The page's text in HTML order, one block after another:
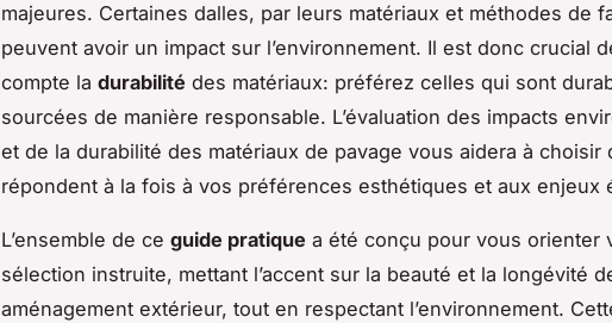
majeures. Certaines dalles, par leurs matériaux et méthodes de
peuvent avoir un impact sur l’environnement. Il est donc crucial
compte la durabilité des matériaux: préférez celles qui sont
sourcées de manière responsable. L’évaluation des impacts
et de la durabilité des matériaux de pavage vous aidera à choisir
répondent à la fois à vos préférences esthétiques et aux enjeux
L’ensemble de ce guide pratique a été conçu pour vous orienter
sélection instruite, mettant l’accent sur la beauté et la longévité
aménagement extérieur, tout en respectant l’environnement.